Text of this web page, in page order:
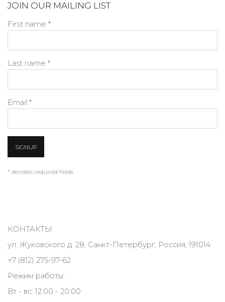
JOIN OUR MAILING LIST
First name *
Last name *
Email *
SIGNUP
* denotes required fields
КОНТАКТЫ
ул. Жуковского д. 28, Санкт-Петербург, Россия, 191014
+7 (812) 275-97-62
Режим работы:
Вт - вс: 12:00 - 20:00